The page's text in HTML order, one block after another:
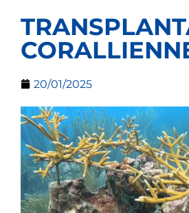
20/01/2025